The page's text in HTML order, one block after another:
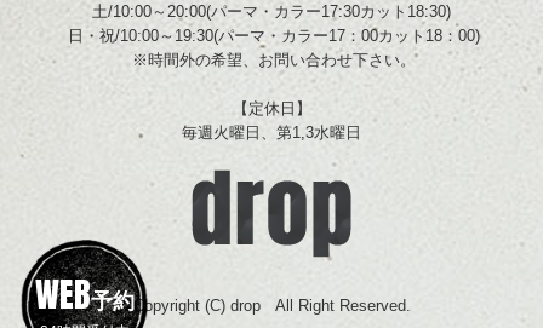
WEB予約
土/10:00～20:00(パーマ・カラー17:30カット18:30)
日・祝/10:00～19:30(パーマ・カラー17：00カット18：00)
※時間外の希望、お問い合わせ下さい。
【定休日】
毎週火曜日、第1,3水曜日
Copyright (C) drop All Right Reserved.